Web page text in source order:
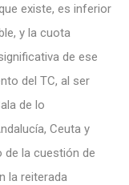
existe, es inferior
y la cuota
de ese
del TC, al ser
de lo
Ceuta y
de la cuestión de
la reiterada